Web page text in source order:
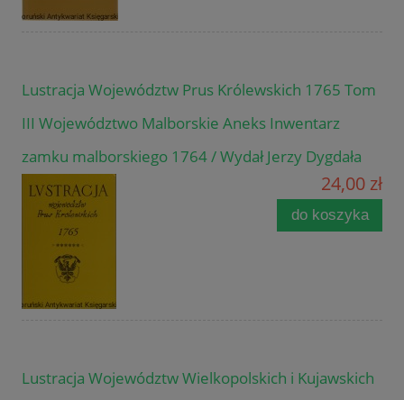
Lustracja Województw Prus Królewskich 1765 Tom
III Województwo Malborskie Aneks Inwentarz
zamku malborskiego 1764 / Wydał Jerzy Dygdała
24,00 zł
do koszyka
Lustracja Województw Wielkopolskich i Kujawskich